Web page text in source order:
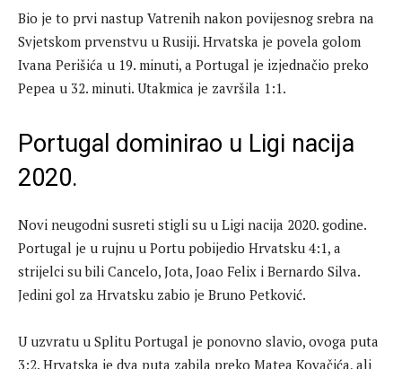
Bio je to prvi nastup Vatrenih nakon povijesnog srebra na
Svjetskom prvenstvu u Rusiji. Hrvatska je povela golom
Ivana Perišića u 19. minuti, a Portugal je izjednačio preko
Pepea u 32. minuti. Utakmica je završila 1:1.
Portugal dominirao u Ligi nacija
2020.
Novi neugodni susreti stigli su u Ligi nacija 2020. godine.
Portugal je u rujnu u Portu pobijedio Hrvatsku 4:1, a
strijelci su bili Cancelo, Jota, Joao Felix i Bernardo Silva.
Jedini gol za Hrvatsku zabio je Bruno Petković.
U uzvratu u Splitu Portugal je ponovno slavio, ovoga puta
3:2. Hrvatska je dva puta zabila preko Matea Kovačića, ali